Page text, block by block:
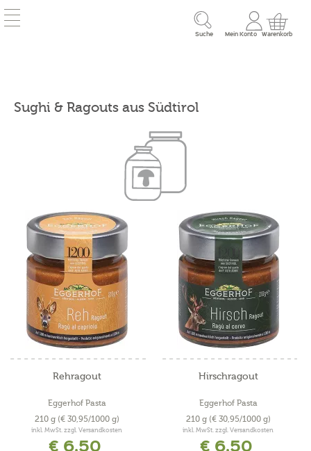
Suche Mein Konto Warenkorb
Sughi & Ragouts aus Südtirol
Rehragout
Eggerhof Pasta
210 g (€ 30,95/1000 g)
inkl. MwSt. zzgl. Versandkosten
€ 6,50
Hirschragout
Eggerhof Pasta
210 g (€ 30,95/1000 g)
inkl. MwSt. zzgl. Versandkosten
€ 6,50